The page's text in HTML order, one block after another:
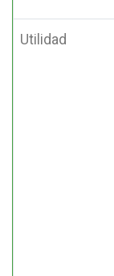
Utilidad